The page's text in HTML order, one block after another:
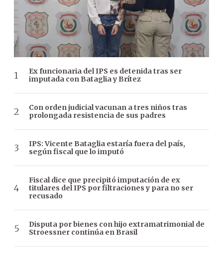
Ex funcionaria del IPS es detenida tras ser
imputada con Bataglia y Brítez
Con orden judicial vacunan a tres niños tras
prolongada resistencia de sus padres
IPS: Vicente Bataglia estaría fuera del país,
según fiscal que lo imputó
Fiscal dice que precipitó imputación de ex
titulares del IPS por filtraciones y para no ser
recusado
Disputa por bienes con hijo extramatrimonial de
Stroessner continúa en Brasil